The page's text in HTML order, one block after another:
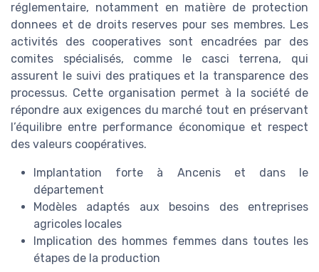
réglementaire, notamment en matière de protection
donnees et de droits reserves pour ses membres. Les
activités des cooperatives sont encadrées par des
comites spécialisés, comme le casci terrena, qui
assurent le suivi des pratiques et la transparence des
processus. Cette organisation permet à la société de
répondre aux exigences du marché tout en préservant
l’équilibre entre performance économique et respect
des valeurs coopératives.
Implantation forte à Ancenis et dans le
département
Modèles adaptés aux besoins des entreprises
agricoles locales
Implication des hommes femmes dans toutes les
étapes de la production